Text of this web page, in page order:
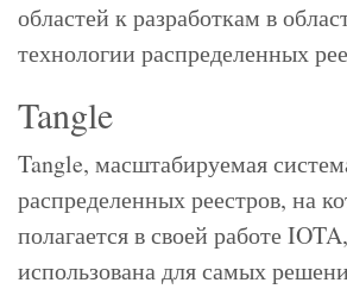
областей к разработкам в
технологии распределенных
Tangle
Tangle, масштабируемая
распределенных реестров, на
полагается в своей работе
использована для самых